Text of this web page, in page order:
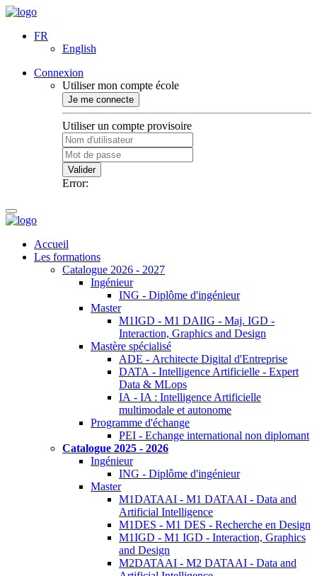
FR
English
Connexion
Utiliser mon compte école
Je me connecte
Utiliser un compte provisoire
Valider
Error:
Accueil
Les formations
Catalogue 2026 - 2027
Ingénieur
ING - Diplôme d'ingénieur
Master
M1IGD - M1 DAIIG - Maj. IGD -
Interaction, Graphics and Design
Mastère spécialisé
ADE - Architecte Digital d'Entreprise
DATA - Intelligence Artificielle - Expert
Data & MLops
IA - IA : Intelligence Artificielle
multimodale et autonome
Programme d'échange
PEI - Echange international non diplomant
Catalogue 2025 - 2026
Ingénieur
ING - Diplôme d'ingénieur
Master
M1DATAAI - M1 DATAAI - Data and
Artificial Intelligence
M1DES - M1 DES - Recherche en Design
M1IGD - M1 IGD - Interaction, Graphics
and Design
M2DATAAI - M2 DATAAI - Data and